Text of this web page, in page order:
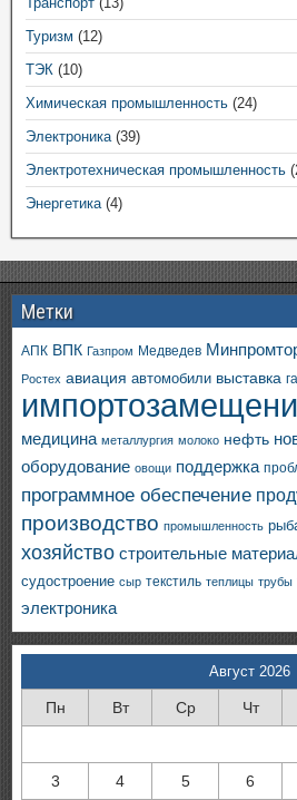
Туризм (12)
ТЭК (10)
Химическая промышленность (24)
Электроника(39)
Электротехническая промышленность
Энергетика(4)
Метки
АПК ВПК Газпром Медведев
Ростех авиация автомобили выставка
медицина металлургия молоко нефть
оборудование овощи поддержка
программное обеспечение
производство промышленность
хозяйство строительные
судостроение сыр текстиль теплицы трубы
электроника
Август 2026
Пн Вт Ср Чт
3 4 5 6